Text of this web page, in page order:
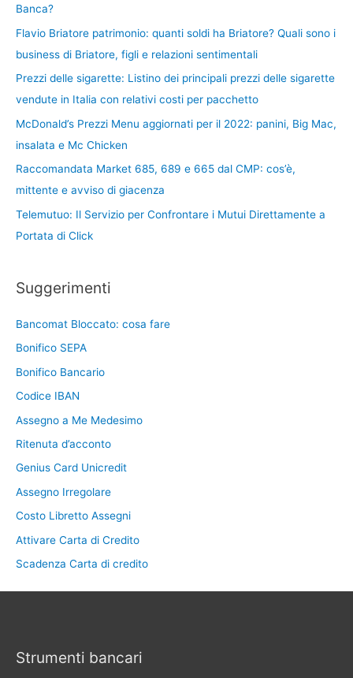
Banca?
Flavio Briatore patrimonio: quanti soldi ha Briatore? Quali sono i
business di Briatore, figli e relazioni sentimentali
Prezzi delle sigarette: Listino dei principali prezzi delle sigarette
vendute in Italia con relativi costi per pacchetto
McDonald’s Prezzi Menu aggiornati per il 2022: panini, Big Mac,
insalata e Mc Chicken
Raccomandata Market 685, 689 e 665 dal CMP: cos’è,
mittente e avviso di giacenza
Telemutuo: Il Servizio per Confrontare i Mutui Direttamente a
Portata di Click
Suggerimenti
Bancomat Bloccato: cosa fare
Bonifico SEPA
Bonifico Bancario
Codice IBAN
Assegno a Me Medesimo
Ritenuta d’acconto
Genius Card Unicredit
Assegno Irregolare
Costo Libretto Assegni
Attivare Carta di Credito
Scadenza Carta di credito
Strumenti bancari